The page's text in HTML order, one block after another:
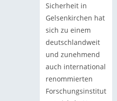
Sicherheit in
Gelsenkirchen hat
sich zu einem
deutschlandweit
und zunehmend
auch international
renommierten
Forschungsinstitut